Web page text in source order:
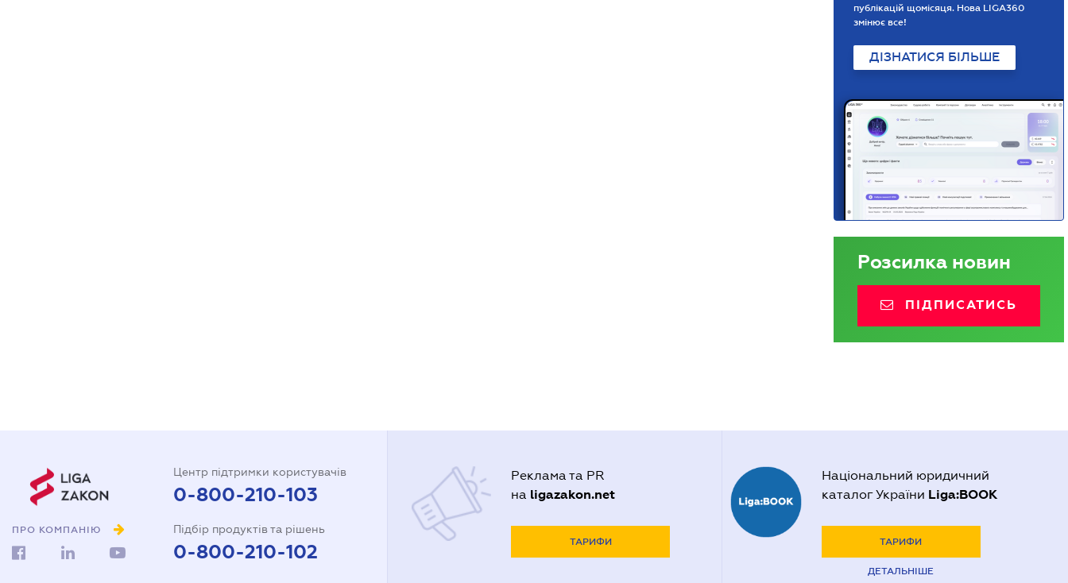
публікацій щомісяця. Нова LIGA360
змінює все!
ДІЗНАТИСЯ БІЛЬШЕ
Розсилка новин
ПІДПИСАТИСЬ
ПРО КОМПАНІЮ
Центр підтримки користувачів
0-800-210-103
Підбір продуктів та рішень
0-800-210-102
Реклама та PR
на ligazakon.net
ТАРИФИ
Національний юридичний
каталог України Liga:BOOK
ТАРИФИ
ДЕТАЛЬНІШЕ